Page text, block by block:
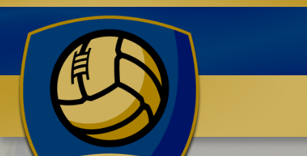
Benvenuti su HELLASTORY.net